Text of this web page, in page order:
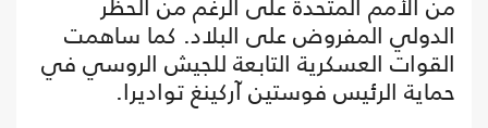
الدولي المفروض على البلاد. كما ساهمت
القوات العسكرية التابعة للجيش الروسي في
حماية الرئيس فوستين آركينغ تواديرا.